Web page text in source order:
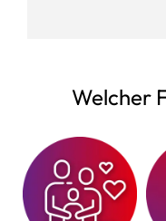
Welcher